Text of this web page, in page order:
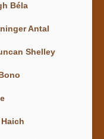
Béla
Antal
Shelley